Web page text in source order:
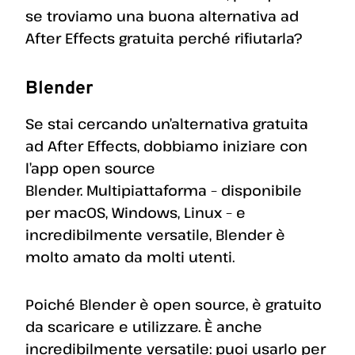
se troviamo una buona alternativa ad
After Effects gratuita perché rifiutarla?
Blender
Se stai cercando un’alternativa gratuita
ad After Effects, dobbiamo iniziare con
l’app open source
Blender. Multipiattaforma – disponibile
per macOS, Windows, Linux – e
incredibilmente versatile, Blender è
molto amato da molti utenti.
Poiché Blender è open source, è gratuito
da scaricare e utilizzare. È anche
incredibilmente versatile: puoi usarlo per